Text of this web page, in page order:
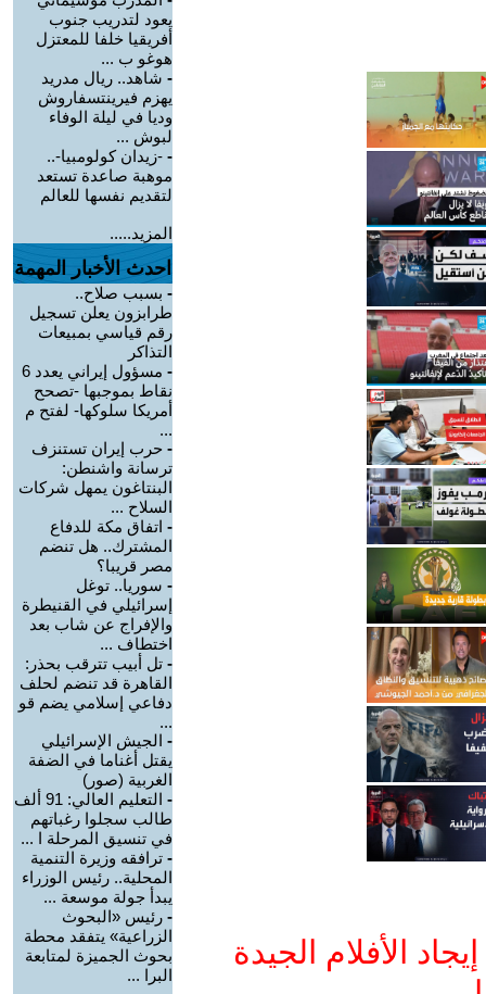
الأفلام الجيدة
يعود لتدريب جنوب
أفريقيا خلفا للمعتزل
هوغو ب ...
- شاهد.. ريال مدريد
يهزم فيرينتسفاروش
وديا في ليلة الوفاء
لبوش ...
- -زيدان كولومبيا-..
موهبة صاعدة تستعد
لتقديم نفسها للعالم
المزيد.....
احدث الأخبار المهمة
- بسبب صلاح..
طرابزون يعلن تسجيل
رقم قياسي بمبيعات
التذاكر
-
مسؤول إيراني يعدد 6
نقاط بموجبها -تصحح
أمريكا سلوكها- لفتح م
...
- حرب إيران تستنزف
ترسانة واشنطن:
البنتاغون يمهل شركات
السلاح ...
- اتفاق مكة للدفاع
المشترك.. هل تنضم
مصر قريبا؟
- سوريا.. توغل
إسرائيلي في القنيطرة
والإفراج عن شاب بعد
اختطاف ...
- تل أبيب تترقب بحذر:
القاهرة قد تنضم لحلف
دفاعي إسلامي يضم قو
...
- الجيش الإسرائيلي
يقتل أغناما في الضفة
الغربية (صور)
-
التعليم العالي: 91 ألف
طالب سجلوا رغباتهم
في تنسيق المرحلة ا ...
- ترافقه وزيرة التنمية
المحلية.. رئيس الوزراء
يبدأ جولة موسعة ...
- رئيس «البحوث
الزراعية» يتفقد محطة
بحوث الجميزة لمتابعة
البرا ...